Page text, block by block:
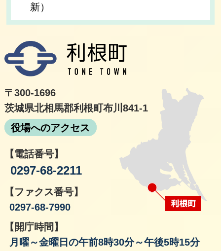
新）
〒300-1696
茨城県北相馬郡利根町布川841-1
役場へのアクセス
【電話番号】
0297-68-2211
【ファクス番号】
0297-68-7990
【開庁時間】
月曜～金曜日の午前8時30分～午後5時15分